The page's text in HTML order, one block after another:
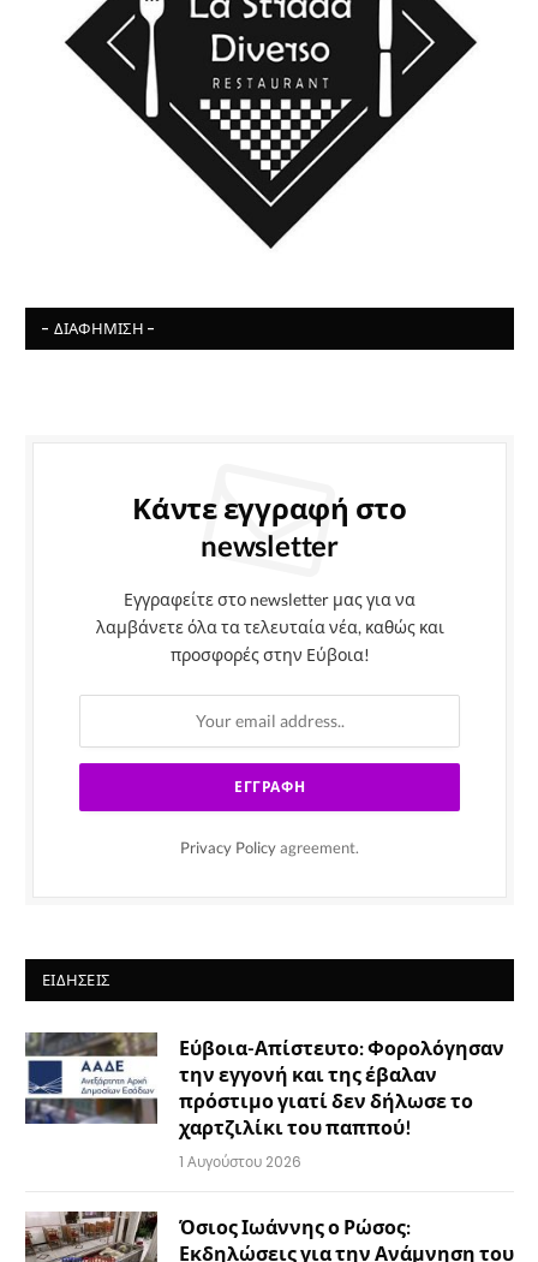
- ΔΙΑΦΉΜΙΣΗ -
Κάντε εγγραφή στο
newsletter
Εγγραφείτε στο newsletter μας για να
λαμβάνετε όλα τα τελευταία νέα, καθώς και
προσφορές στην Εύβοια!
Privacy Policy agreement.
ΕΙΔΉΣΕΙΣ
Εύβοια-Απίστευτο: Φορολόγησαν
την εγγονή και της έβαλαν
πρόστιμο γιατί δεν δήλωσε το
χαρτζιλίκι του παππού!
1 Αυγούστου 2026
Όσιος Ιωάννης ο Ρώσος:
Εκδηλώσεις για την Ανάμνηση του